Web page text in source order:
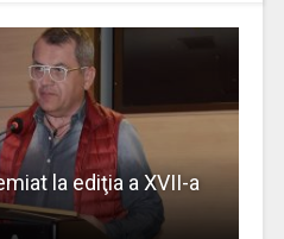
la ediţia a XVII-a